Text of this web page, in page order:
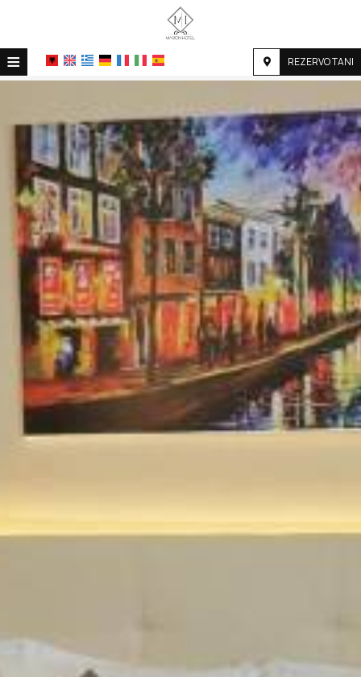
≡ REZERVO TANI
VENDNDODHJA
AKOMODIMI
SHËRBIMET
GALERIA E FOTOGRAFIVE
KËRKESË
KONTAKT